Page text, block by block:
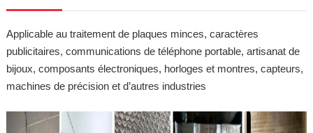
Applicable au traitement de plaques minces, caractères
publicitaires, communications de téléphone portable, artisanat de
bijoux, composants électroniques, horloges et montres, capteurs,
machines de précision et d’autres industries